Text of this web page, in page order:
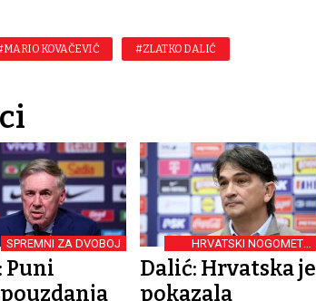
KOVAČEVIĆ #ZLATKO DALIĆ
SPREMNI ZA DVOBOJ
Puni
HRVATSKI NOGOMETNI
IZBORNIK
Dalić: Hrvatska je
pokazala